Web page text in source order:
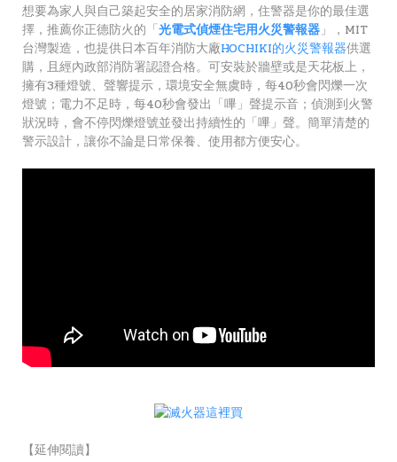
想要為家人與自己築起安全的居家消防網，住警器是你的最佳選
擇，推薦你正德防火的「光電式偵煙住宅用火災警報器」，MIT
台灣製造，也提供日本百年消防大廠HOCHIKI的火災警報器供選
購，且經內政部消防署認證合格。可安裝於牆壁或是天花板上，
擁有3種燈號、聲響提示，環境安全無虞時，每40秒會閃爍一次
燈號；電力不足時，每40秒會發出「嗶」聲提示音；偵測到火警
狀況時，會不停閃爍燈號並發出持續性的「嗶」聲。簡單清楚的
警示設計，讓你不論是日常保養、使用都方便安心。
【延伸閱讀】